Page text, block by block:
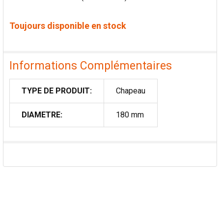
Toujours disponible en stock
Informations Complémentaires
TYPE DE PRODUIT: Chapeau
DIAMETRE: 180 mm